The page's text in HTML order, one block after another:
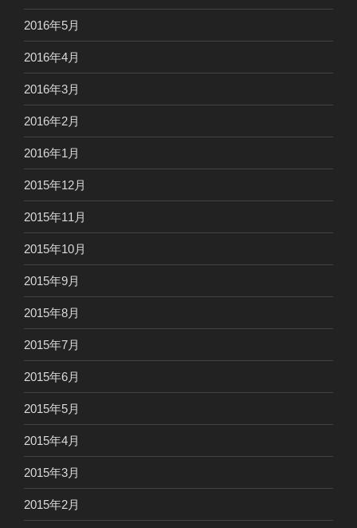
2016年5月
2016年4月
2016年3月
2016年2月
2016年1月
2015年12月
2015年11月
2015年10月
2015年9月
2015年8月
2015年7月
2015年6月
2015年5月
2015年4月
2015年3月
2015年2月